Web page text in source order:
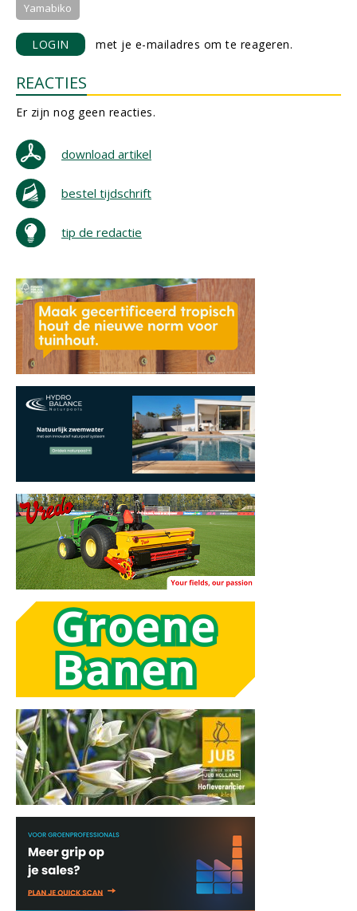
Yamabiko
LOGIN met je e-mailadres om te reageren.
REACTIES
Er zijn nog geen reacties.
download artikel
bestel tijdschrift
tip de redactie